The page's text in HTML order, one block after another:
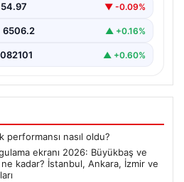
54.97 ▼ -0.09%
6506.2 ▲ +0.16%
▲ +0.60%
performansı nasıl oldu?
ekranı 2026: Büyükbaş ve
kadar? İstanbul, Ankara, İzmir ve